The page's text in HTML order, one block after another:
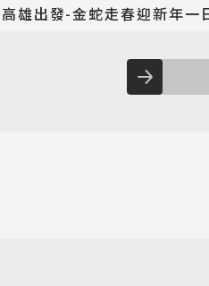
高雄出發-金蛇走春迎新年一